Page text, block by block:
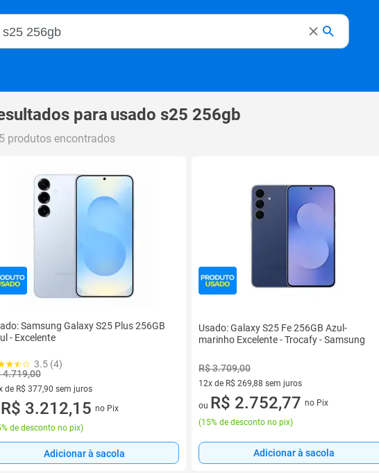
Magalu
para usado s25 256gb
produtos encontrados
Samsung Galaxy S25 Plus 256GB
- Excelente
3.5 (4)
4.719,00
de R$ 377,90 sem juros
vez de R$ 377,90 sem juros
R$ 3.212,15 no Pix
de desconto no pix)
Adicionar à sacola
Usado: Galaxy S25 Fe 256GB Azul-
marinho Excelente - Trocafy - Samsung
R$ 3.709,00
12x de R$ 269,88 sem juros
12 vez de R$ 269,88 sem juros
ou R$ 2.752,77 no Pix
(15% de desconto no pix)
Adicionar à sacola